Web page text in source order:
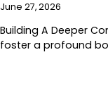
June 27, 2026
Building A Deeper
foster a profound